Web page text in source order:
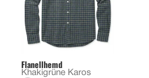
Flanellhemd
Khakigrüne Karos